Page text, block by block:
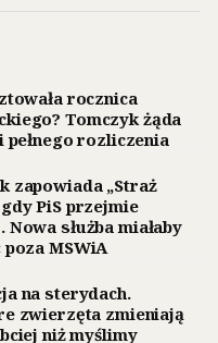
rocznica
Tomczyk żąda
rozliczenia
zapowiada „Straż
PiS przejmie
Nowa służba miałaby
poza MSWiA
na sterydach.
zwierzęta zmieniają
niż myślimy